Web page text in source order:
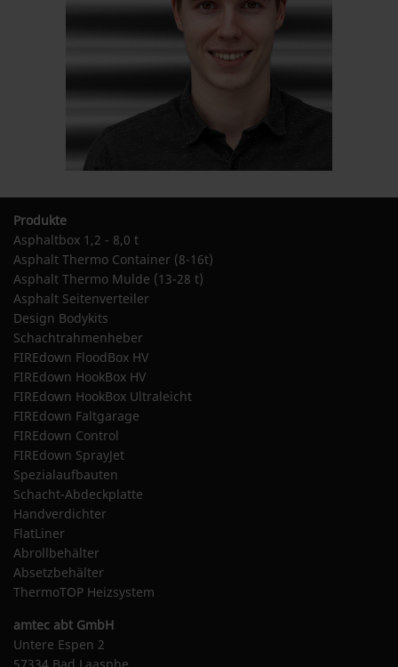
Produkte
Asphaltbox 1,2 - 8,0 t
Asphalt Thermo Container (8-16t)
Asphalt Thermo Mulde (13-28 t)
Asphalt Seitenverteiler
Design Bodykits
Schachtrahmenheber
FIREdown FloodBox HV
FIREdown HookBox HV
FIREdown HookBox Ultraleicht
FIREdown Faltgarage
FIREdown Control
FIREdown SprayJet
Spezialaufbauten
Schacht-Abdeckplatte
Handverdichter
FlatLiner
Abrollbehälter
Absetzbehälter
ThermoTOP Heizsystem
amtec abt GmbH
Untere Espen 2